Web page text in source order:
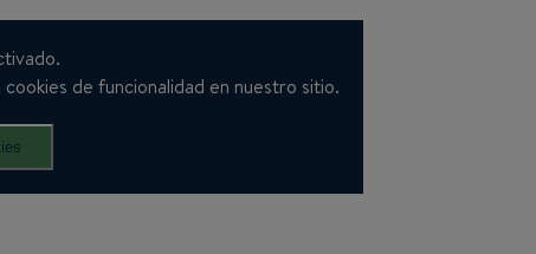
de funcionalidad en nuestro sitio.